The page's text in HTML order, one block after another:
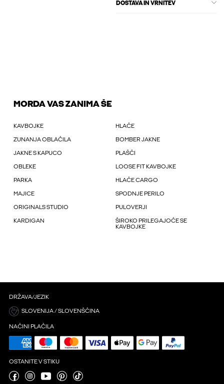
DOSTAVA IN VRNITEV
MORDA VAS ZANIMA ŠE
KAVBOJKE HLAČE
ZUNANJA OBLAČILA BOMBER JAKNE
JAKNE S KAPUCO PLAŠČI
OBLEKE LOOSE FIT KAVBOJKE
PARKA HLAČE CARGO
MAJICE SPODNJE PERILO
ORIGINALS STUDIO PULOVERJI
KARDIGAN
ŠIROKO PRILEGAJOČE SE
KAVBOJKE
DRŽAVA/JEZIK
SLOVENIJA / SLOVENŠČINA
NAČINI PLAČILA
OSTANITE V STIKU